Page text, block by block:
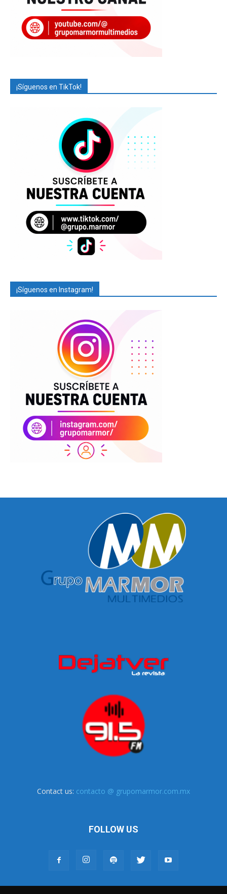
¡Síguenos en TikTok!
¡Síguenos en Instagram!
Contact us: contacto @ grupomarmor.com.mx
FOLLOW US